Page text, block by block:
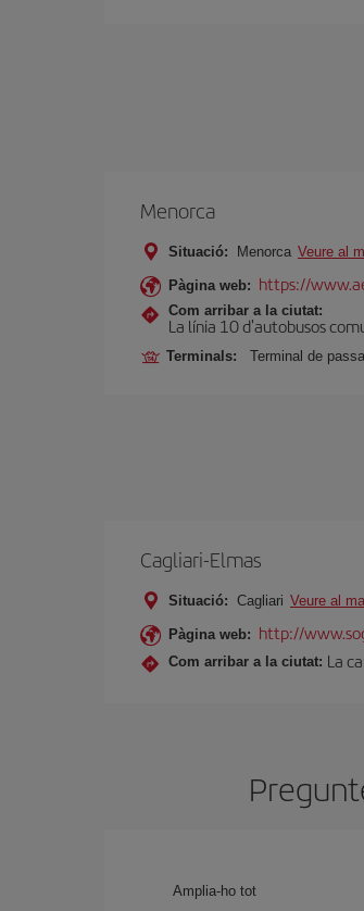
Menorca
Situació: Menorca Veure al
Pàgina web: https://
Com arribar a la ciutat:
La línia 10 d'autobusos
Terminals: Terminal de
Cagliari-Elmas
Situació: Cagliari Veure al
Pàgina web: http://
Com arribar a la ciutat: La
Amplia-ho tot